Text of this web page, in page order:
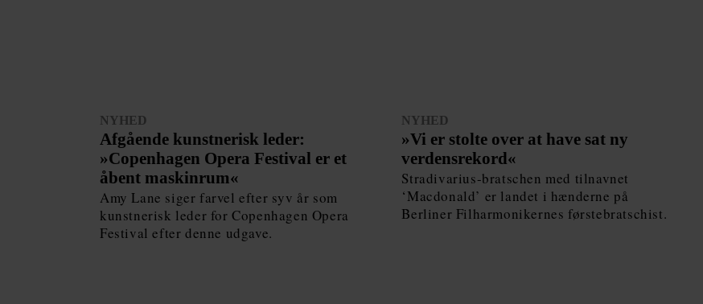
NYHED
Afgående kunstnerisk leder:
»Copenhagen Opera Festival er et
åbent maskinrum«
Amy Lane siger farvel efter syv år som
kunstnerisk leder for Copenhagen Opera
Festival efter denne udgave.
NYHED
»Vi er stolte over at have sat ny
verdensrekord«
Stradivarius-bratschen med tilnavnet
‘Macdonald’ er landet i hænderne på
Berliner Filharmonikernes førstebratschist.